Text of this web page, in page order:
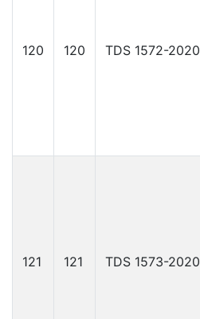
120 120 TDS 1572-2020
121 121 TDS 1573-2020